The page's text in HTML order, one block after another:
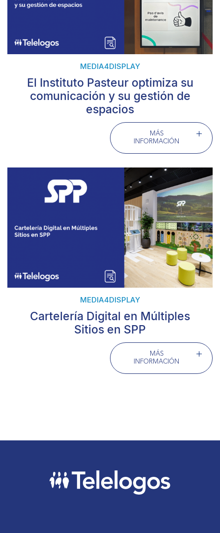
MEDIA4DISPLAY
El Instituto Pasteur optimiza su
comunicación y su gestión de
espacios
MÁS
INFORMACIÓN
MEDIA4DISPLAY
Cartelería Digital en Múltiples
Sitios en SPP
MÁS
INFORMACIÓN